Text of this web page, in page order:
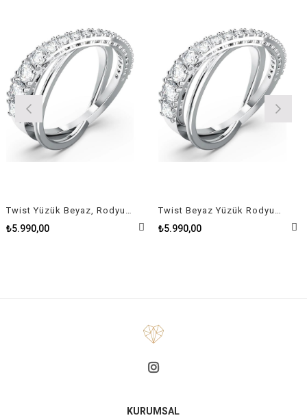
Twist Yüzük Beyaz, Rodyum kaplama Size 50
₺5.990,00
Twist Beyaz Yüzük Rodyum Kaplama Size 58
₺5.990,00
KURUMSAL